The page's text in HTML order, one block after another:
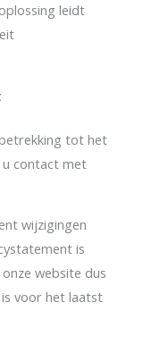
leidt
tot het
u contact met
wijzigingen
is
website dus
voor het laatst